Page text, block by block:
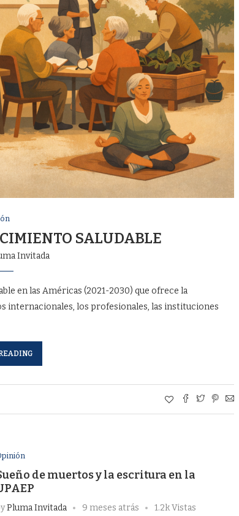
SALUDABLE
Invitada
en las Américas (2021-2030) que ofrece la
internacionales, los profesionales, las instituciones
de muertos y la escritura en la
Pluma Invitada 9 meses atrás 1.2k Vistas